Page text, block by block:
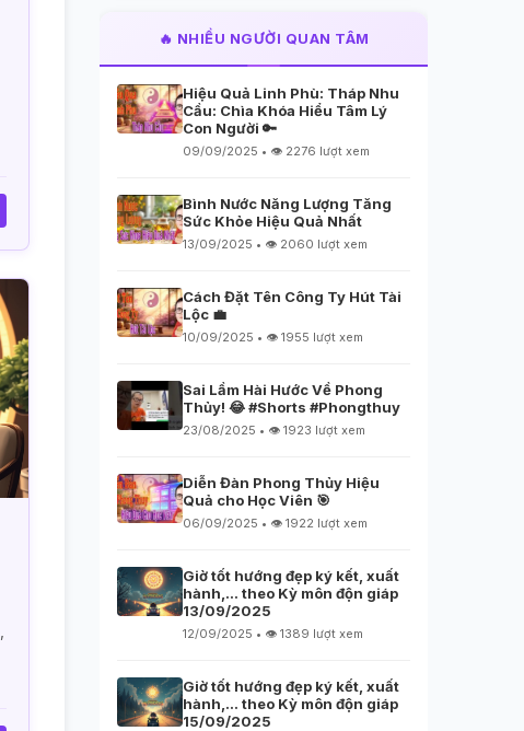
🔥 NHIỀU NGƯỜI QUAN TÂM
Hiệu Quả Linh Phù: Tháp Nhu
Cầu: Chìa Khóa Hiểu Tâm Lý
Con Người 🔑
09/09/2025 • 👁️ 2276 lượt xem
Bình Nước Năng Lượng Tăng
Sức Khỏe Hiệu Quả Nhất
13/09/2025 • 👁️ 2060 lượt xem
Cách Đặt Tên Công Ty Hút Tài
Lộc 💼
10/09/2025 • 👁️ 1955 lượt xem
Sai Lầm Hài Hước Về Phong
Thủy! 😂 #Shorts #Phongthuy
23/08/2025 • 👁️ 1923 lượt xem
Diễn Đàn Phong Thủy Hiệu
Quả cho Học Viên 🎯
06/09/2025 • 👁️ 1922 lượt xem
Giờ tốt hướng đẹp ký kết, xuất
hành,… theo Kỳ môn độn giáp
13/09/2025
12/09/2025 • 👁️ 1389 lượt xem
Giờ tốt hướng đẹp ký kết, xuất
hành,… theo Kỳ môn độn giáp
15/09/2025